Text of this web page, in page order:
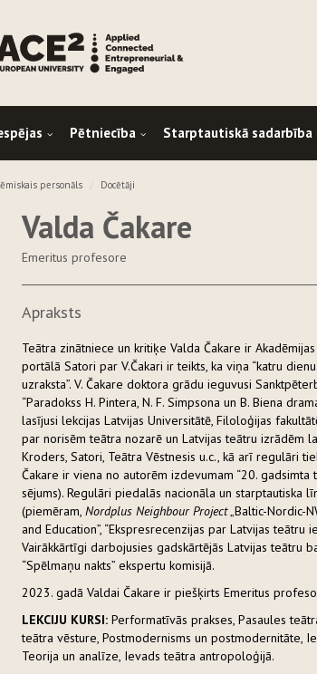
Pētniecība Starptautiskā sadarbība
personāls Docētāji
Valda Čakare
Emeritus profesore
Apraksts
Teātra zinātniece un kritiķe Valda Čakare ir
portālā Satori par V.Čakari ir teikts, ka viņa “katru
uzraksta”. V. Čakare doktora grādu ieguvusi
“Paradokss H. Pintera, N. F. Simpsona un B. Biena
lasījusi lekcijas Latvijas Universitātē, Filoloģijas
par norisēm teātra nozarē un Latvijas teātru izrādēm
Kroders, Satori, Teātra Vēstnesis u.c., kā arī regulāri
Čakare ir viena no autorēm izdevumam “20. gadsimta
sējums). Regulāri piedalās nacionāla un starptautiska
(piemēram, Nordplus Neighbour Project„Baltic-Nordic-
and Education”, “Ekspresrecenzijas par Latvijas teātru
Vairākkārtīgi darbojusies gadskārtējās Latvijas teātru
“Spēlmaņu nakts” ekspertu komisijā.
2023. gadā Valdai Čakare ir piešķirts Emeritus
LEKCIJU KURSI: Performatīvās prakses, Pasaules
teātra vēsture, Postmodernisms un postmodernitāte,
Teorija un analīze, Ievads teātra antropoloģijā.